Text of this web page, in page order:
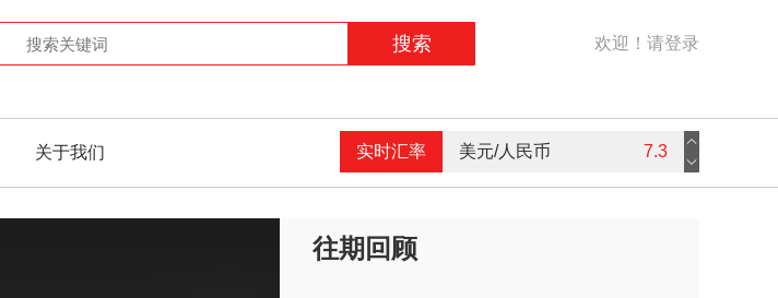
搜索 欢迎！请登录
关于我们 实时汇率
往期回顾